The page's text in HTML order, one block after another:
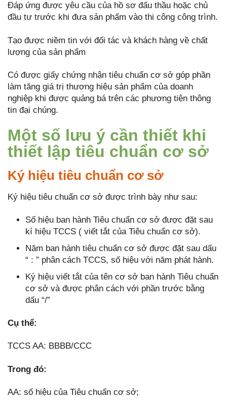
Đáp ứng được yêu cầu của hồ sơ đấu thầu hoặc chủ
đầu tư trước khi đưa sản phẩm vào thi công công trình.
Tạo được niềm tin với đối tác và khách hàng về chất
lượng của sản phẩm
Có được giấy chứng nhận tiêu chuẩn cơ sở góp phần
làm tăng giá trị thương hiệu sản phẩm của doanh
nghiệp khi được quảng bá trên các phương tiện thông
tin đại chúng.
Một số lưu ý cần thiết khi
thiết lập tiêu chuẩn cơ sở
Ký hiệu tiêu chuẩn cơ sở
Ký hiệu tiêu chuẩn cơ sở được trình bày như sau:
Số hiệu ban hành Tiêu chuẩn cơ sở được đặt sau
kí hiệu TCCS ( viết tắt của Tiêu chuẩn cơ sở).
Năm ban hành tiêu chuẩn cơ sở được đặt sau dấu
“ : ” phân cách TCCS, số hiệu với năm phát hành.
Ký hiệu viết tắt của tên cơ sở ban hành Tiêu chuẩn
cơ sở và được phân cách với phần trước bằng
dấu “/”
Cụ thể:
TCCS AA: BBBB/CCC
Trong đó:
AA: số hiệu của Tiêu chuẩn cơ sở;